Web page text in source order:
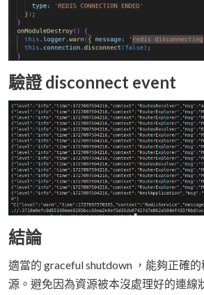
驗證 disconnect event
結論
適當的 graceful shutdown ，能夠正確
源。避免因為資源被本沒處理好的連線